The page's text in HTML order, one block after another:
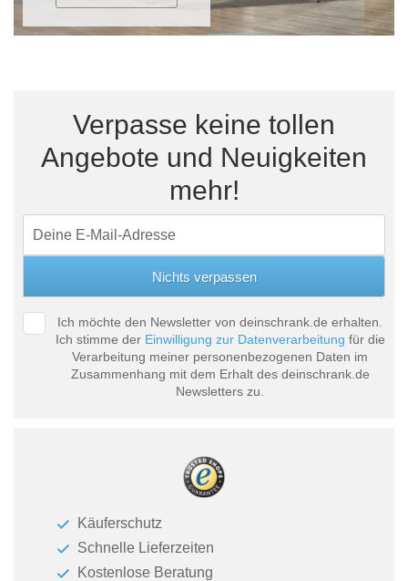
Verpasse keine tollen
Angebote und Neuigkeiten
mehr!
Ich möchte den Newsletter von deinschrank.de erhalten.
Ich stimme der Einwilligung zur Datenverarbeitung für die
Verarbeitung meiner personenbezogenen Daten im
Zusammenhang mit dem Erhalt des deinschrank.de
Newsletters zu.
Käuferschutz
Schnelle Lieferzeiten
Kostenlose Beratung